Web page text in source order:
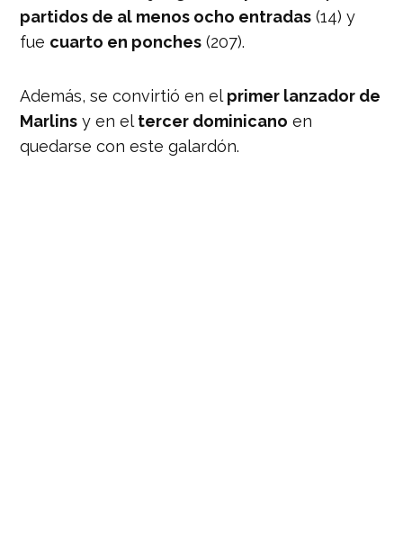
partidos de al menos ocho entradas (14) y
fue cuarto en ponches (207).
Además, se convirtió en el primer lanzador de
Marlins y en el tercer dominicano en
quedarse con este galardón.